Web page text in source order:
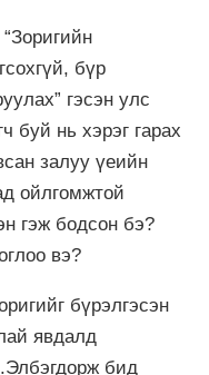
бүр
гэсэн улс
буй нь хэрэг гарах
залуу үеийн
ойлгомжтой
гэж бодсон бэ?
вэ?
бүрэлгэсэн
явдалд
бид